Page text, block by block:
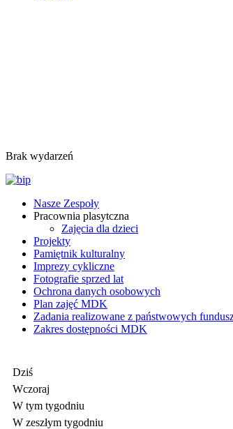
Brak wydarzeń
Nasze Zespoły
Pracownia plasytczna
Zajęcia dla dzieci
Projekty
Pamiętnik kulturalny
Imprezy cykliczne
Fotografie sprzed lat
Ochrona danych osobowych
Plan zajęć MDK
Zadania realizowane z państwowych
Zakres dostępności MDK
Dziś
Wczoraj
W tym tygodniu
W zeszłym tygodniu